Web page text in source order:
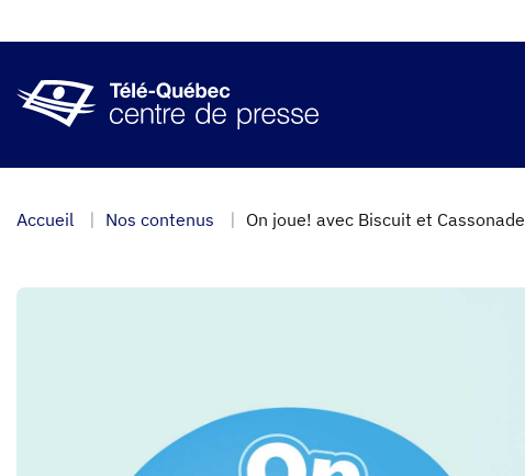
au
principal
Accueil Nos contenus On joue! avec Biscuit et Cassonade